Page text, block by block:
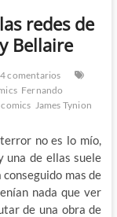
redes de
Bellaire
comentarios
Fernando
James Tynion
no es lo mío,
una de ellas suele
mas de
nada que ver
de una obra de